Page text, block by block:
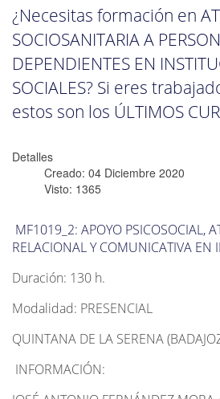
¿Necesitas formación en
SOCIOSANITARIA A
DEPENDIENTES EN
SOCIALES? Si eres
estos son los ÚLTIMOS
Detalles
Creado: 04 Diciembre 2020
Visto: 1365
MF1019_2: APOYO PSICOSOCIAL,
RELACIONAL Y COMUNICATIVA EN
Duración: 130 h.
Modalidad: PRESENCIAL
QUINTANA DE LA SERENA
INFORMACIÓN: